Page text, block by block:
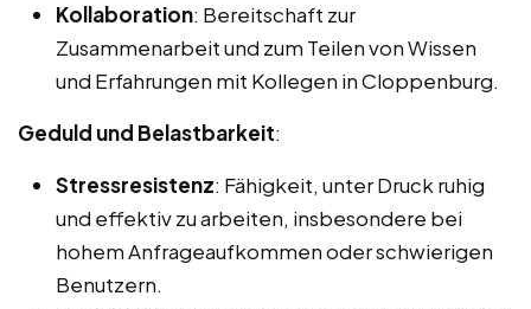
Kollaboration: Bereitschaft zur
Zusammenarbeit und zum Teilen von Wissen
und Erfahrungen mit Kollegen in Cloppenburg.
Geduld und Belastbarkeit:
Stressresistenz: Fähigkeit, unter Druck ruhig
und effektiv zu arbeiten, insbesondere bei
hohem Anfrageaufkommen oder schwierigen
Benutzern.